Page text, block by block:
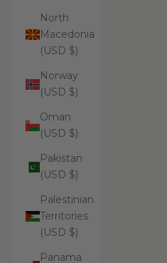
North
Macedonia
(USD $)
Norway
(USD $)
Oman
(USD $)
Pakistan
(USD $)
Palestinian
Territories
(USD $)
Panama